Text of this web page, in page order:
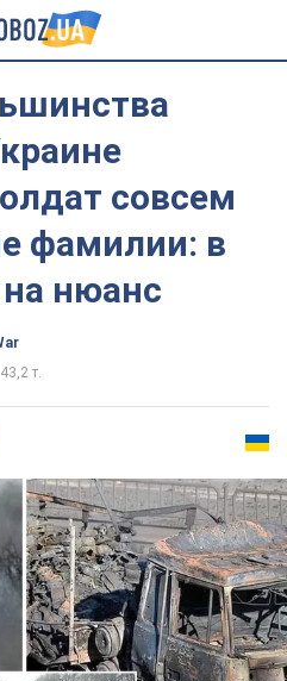
совсем
фамилии: в
на нюанс
43,2 т.